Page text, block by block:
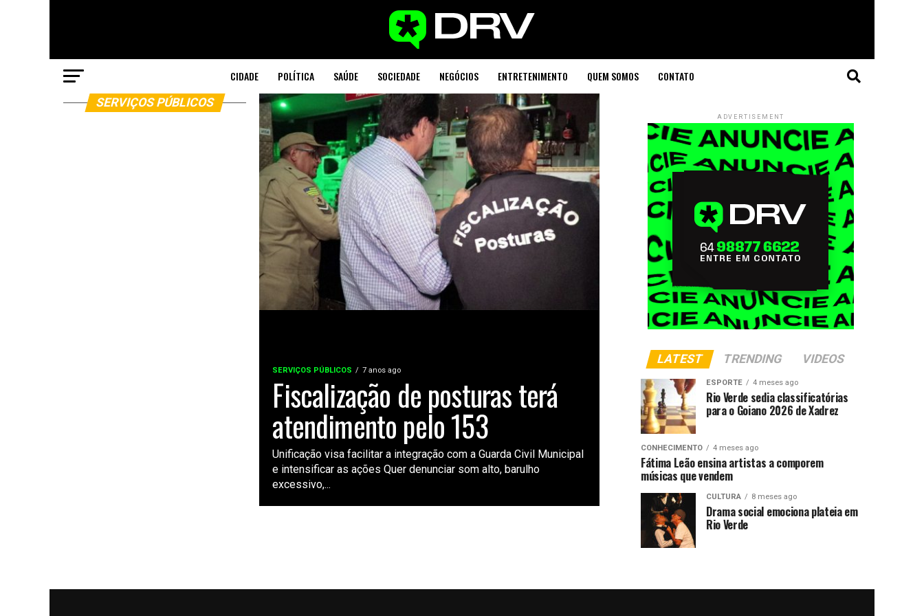
CIDADE POLÍTICA SAÚDE SOCIEDADE NEGÓCIOS ENTRETENIMENTO QUEM SOMOS CONTATO
SERVIÇOS PÚBLICOS 7 anos ago
Fiscalização de posturas terá
atendimento pelo 153
Unificação visa facilitar a integração com a Guarda Civil Municipal
e intensificar as ações Quer denunciar som alto, barulho
excessivo,...
SERVIÇOS PÚBLICOS
ADVERTISEMENT
LATEST TRENDING VIDEOS
ESPORTE 4 meses ago
Rio Verde sedia classificatórias
para o Goiano 2026 de Xadrez
CONHECIMENTO 4 meses ago
Fátima Leão ensina artistas a comporem
músicas que vendem
CULTURA 8 meses ago
Drama social emociona plateia em
Rio Verde